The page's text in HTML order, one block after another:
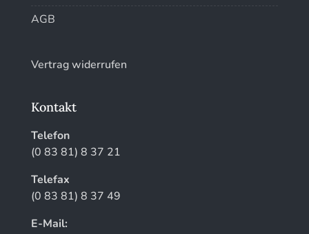
AGB
Vertrag widerrufen
Kontakt
Telefon
(0 83 81) 8 37 21
Telefax
(0 83 81) 8 37 49
E-Mail: